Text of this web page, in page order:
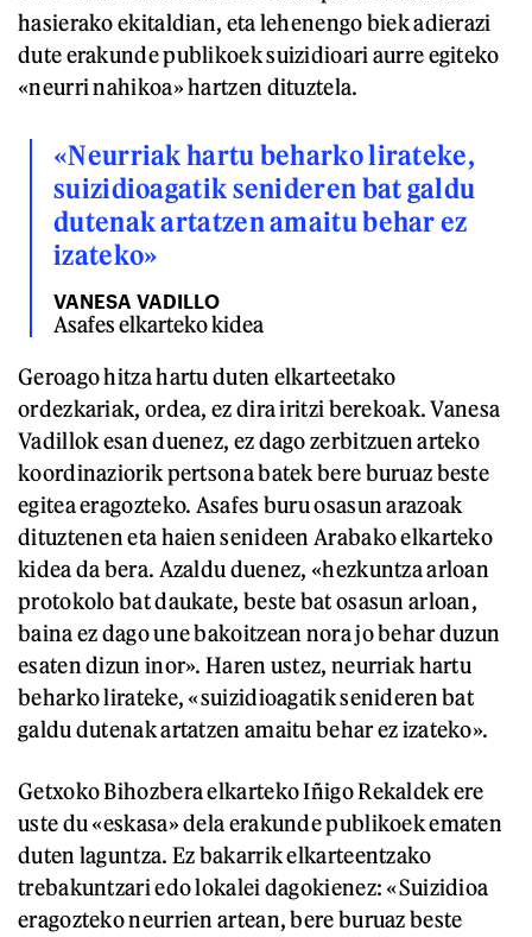
hasierako ekitaldian, eta lehenengo biek adierazi
dute erakunde publikoek suizidioari aurre egiteko
«neurri nahikoa» hartzen dituztela.
«Neurriak hartu beharko lirateke,
suizidioagatik senideren bat galdu
dutenak artatzen amaitu behar ez
izateko»
VANESA VADILLO
Asafes elkarteko kidea
Geroago hitza hartu duten elkarteetako
ordezkariak, ordea, ez dira iritzi berekoak. Vanesa
Vadillok esan duenez, ez dago zerbitzuen arteko
koordinaziorik pertsona batek bere buruaz beste
egitea eragozteko. Asafes buru osasun arazoak
dituztenen eta haien senideen Arabako elkarteko
kidea da bera. Azaldu duenez, «hezkuntza arloan
protokolo bat daukate, beste bat osasun arloan,
baina ez dago une bakoitzean nora jo behar duzun
esaten dizun inor». Haren ustez, neurriak hartu
beharko lirateke, «suizidioagatik senideren bat
galdu dutenak artatzen amaitu behar ez izateko».
Getxoko Bihozbera elkarteko Iñigo Rekaldek ere
uste du «eskasa» dela erakunde publikoek ematen
duten laguntza. Ez bakarrik elkarteentzako
trebakuntzari edo lokalei dagokienez: «Suizidioa
eragozteko neurrien artean, bere buruaz beste